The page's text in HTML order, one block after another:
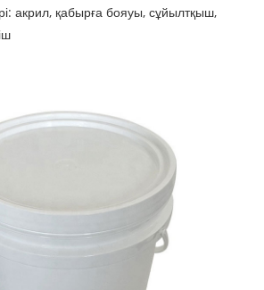
акрил, қабырға бояуы, сұйылтқыш,